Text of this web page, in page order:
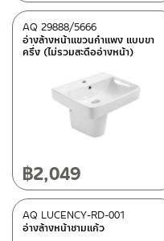
หมวดสินค้า
Rasland-AQ2(31)
Rasland-AQ3 (31)
สถานะสินค้า
Best Seller สินค้าขายดี
สถานะสินค้าขายปกติ
สินค้าลดราคา เคลียร์สต็อก
อ่างล้างหน้าแขวนกำแพง แบบขา
ครึ่ง (ไม่รวมสะดืออ่างหน้า)
AQ 29888/5666
฿2,049
อ่างล้างหน้าชามแก้ว
AQ LUCENCY-RD-001